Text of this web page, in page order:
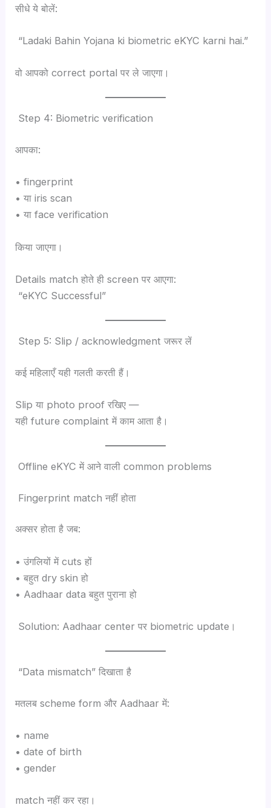
सीधे ये बोलें:
“Ladaki Bahin Yojana ki biometric eKYC karni hai.”
वो आपको correct portal पर ले जाएगा।
Step 4: Biometric verification
आपका:
• fingerprint
• या iris scan
• या face verification
किया जाएगा।
Details match होते ही screen पर आएगा:
“eKYC Successful”
Step 5: Slip / acknowledgment जरूर लें
कई महिलाएँ यही गलती करती हैं।
Slip या photo proof रखिए —
यही future complaint में काम आता है।
Offline eKYC में आने वाली common problems
Fingerprint match नहीं होता
अक्सर होता है जब:
• उंगलियों में cuts हों
• बहुत dry skin हो
• Aadhaar data बहुत पुराना हो
Solution: Aadhaar center पर biometric update।
“Data mismatch” दिखाता है
मतलब scheme form और Aadhaar में:
• name
• date of birth
• gender
match नहीं कर रहा।